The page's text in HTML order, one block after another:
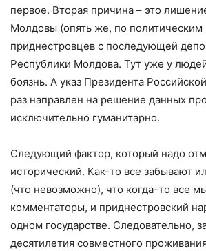
первое. Вторая причина – это
Молдовы (опять же, по политическим
приднестровцев с последующей
Республики Молдова. Тут уже у
боязнь. А указ Президента
раз направлен на решение данных
исключительно гуманитарно.
Следующий фактор, который надо
исторический. Как-то все забывают
(что невозможно), что когда-то все
комментаторы, и приднестровский
одном государстве. Следовательно,
десятилетия совместного